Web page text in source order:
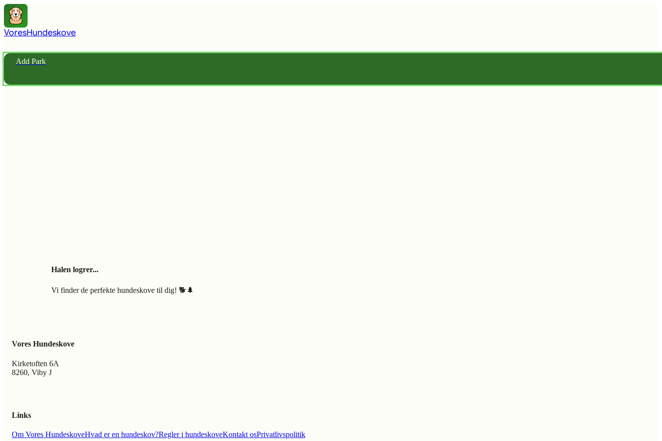
VoresHundeskove
Add Park
Halen logrer...
Vi finder de perfekte hundeskove til dig! 🐕🌲
Vores Hundeskove
Kirketoften 6A
8260, Viby J
Links
Om Vores HundeskoveHvad er en hundeskov?Regler i hundeskoveKontakt osPrivatlivspolitik